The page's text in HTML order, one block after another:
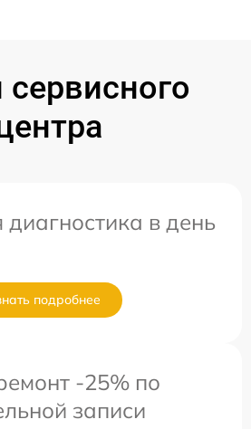
диагностика в день
подробнее
-25% по
записи